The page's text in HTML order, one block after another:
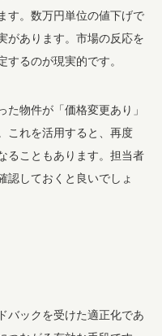
す。数万円単位の値下げで
があります。市場の反応を
するのが現実的です。
物件が「価格変更あり」
これを活用すると、再度
ることもあります。担当者
認しておくと良いでしょ
バックを受けた適正化であ